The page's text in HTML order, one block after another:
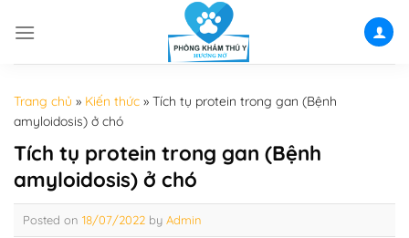
Trang chủ » Kiến thức » Tích tụ protein trong gan (Bệnh
amyloidosis) ở chó
Tích tụ protein trong gan (Bệnh
amyloidosis) ở chó
Posted on 18/07/2022 by Admin